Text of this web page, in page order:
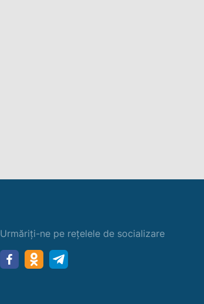
Urmăriți-ne pe rețelele de socializare